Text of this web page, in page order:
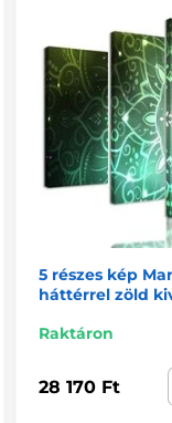
származó
Ezért alapos
5 részes kép
háttérrel zöld
Raktáron
28 170 Ft